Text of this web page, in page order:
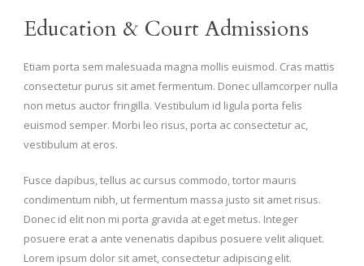
Education & Court Admissions
Etiam porta sem malesuada magna mollis euismod. Cras mattis
consectetur purus sit amet fermentum. Donec ullamcorper nulla
non metus auctor fringilla. Vestibulum id ligula porta felis
euismod semper. Morbi leo risus, porta ac consectetur ac,
vestibulum at eros.
Fusce dapibus, tellus ac cursus commodo, tortor mauris
condimentum nibh, ut fermentum massa justo sit amet risus.
Donec id elit non mi porta gravida at eget metus. Integer
posuere erat a ante venenatis dapibus posuere velit aliquet.
Lorem ipsum dolor sit amet, consectetur adipiscing elit.